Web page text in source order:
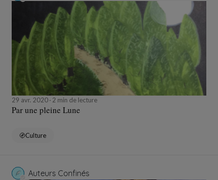
29 avr. 2020 2 min de lecture
Par une pleine Lune
Culture
Auteurs Confinés